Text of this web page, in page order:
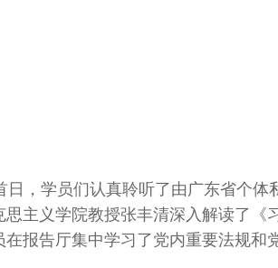
，学员们认真聆听了由广东省个体
主义学院教授张丰清深入解读了《
报告厅集中学习了党内重要法规和